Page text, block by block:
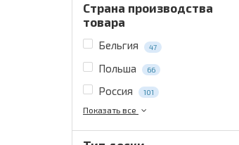
Страна производства
товара
Бельгия 47
Польша 66
Россия 101
Показать все